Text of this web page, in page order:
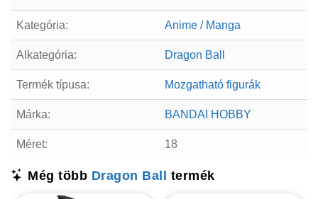
Kategória: Anime / Manga
Alkategória: Dragon Ball
Termék típusa: Mozgatható figurák
Márka: BANDAI HOBBY
Méret: 18
Még több Dragon Ball termék